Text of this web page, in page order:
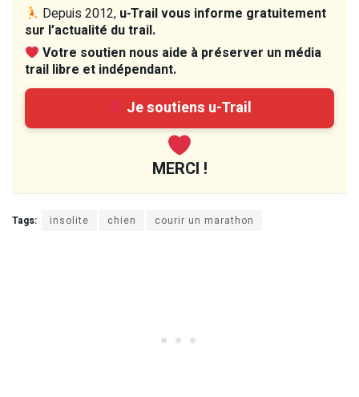
Depuis 2012, u-Trail vous informe gratuitement
sur l’actualité du trail.
Votre soutien nous aide à préserver un média
trail libre et indépendant.
Je soutiens u-Trail
MERCI !
Tags: insolite chien courir un marathon